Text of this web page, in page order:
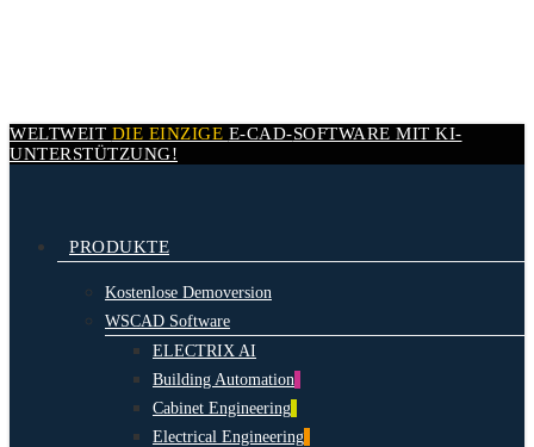
WELTWEIT DIE EINZIGE E-CAD-SOFTWARE MIT KI-
UNTERSTÜTZUNG!
search
Menu PRODUKTE
Kostenlose Demoversion
WSCAD Software
ELECTRIX AI
Building Automation
Cabinet Engineering
Electrical Engineering